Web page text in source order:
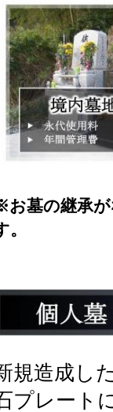
お墓の継承が
。
規造成し
プレート